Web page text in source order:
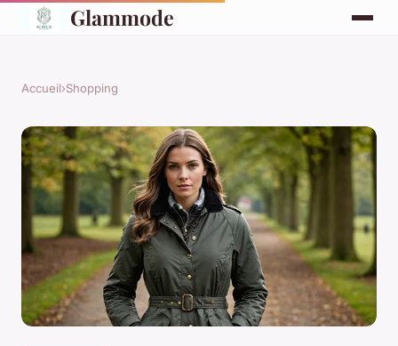
Glammode
Accueil›Shopping